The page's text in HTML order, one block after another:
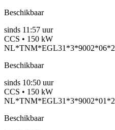
Beschikbaar
sinds 11:57 uur
CCS • 150 kW
NL*TNM*EGL31*3*9002*06*2
Beschikbaar
sinds 10:50 uur
CCS • 150 kW
NL*TNM*EGL31*3*9002*01*2
Beschikbaar